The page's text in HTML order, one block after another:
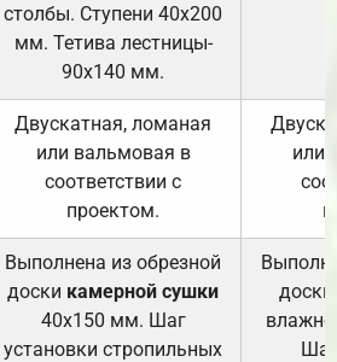
столбы. Ступени 40х200
мм. Тетива лестницы-
90х140 мм.
Двускатная, ломаная
или вальмовая в
соответствии с
проектом.
или
Выполнена из обрезной
доски камерной сушки
40х150 мм. Шаг
установки стропильных
доски